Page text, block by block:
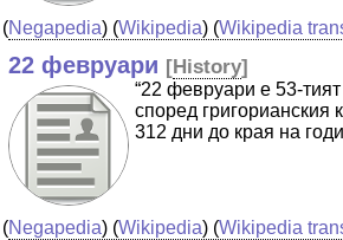
(Negapedia) (Wikipedia) (Wikipedia
22 февруари [History]
“22 февруари е 53-
според григорианския
312 дни до края на
(Negapedia) (Wikipedia) (Wikipedia